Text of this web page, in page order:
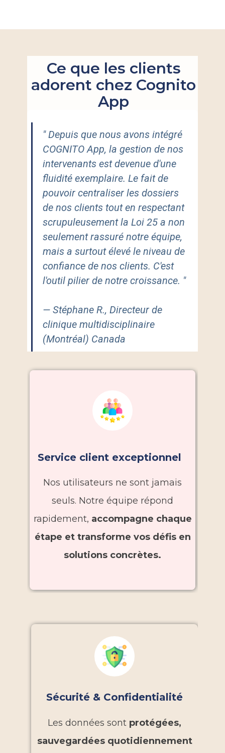
Ce que les clients
adorent chez Cognito
App
" ​​​Depuis que nous avons intégré
COGNITO App, la gestion de nos
intervenants est devenue d'une
fluidité exemplaire. Le fait de
pouvoir centraliser les dossiers
de nos clients tout en respectant
scrupuleusement la Loi 25 a non
seulement rassuré notre équipe,
mais a surtout élevé le niveau de
confiance de nos clients. C'est
l'outil pilier de notre croissance. "
— Stéphane R., Directeur de
clinique multidisciplinaire
(Montréal) Canada
Service client exceptionnel
Nos utilisateurs ne sont jamais
seuls. Notre équipe répond
rapidement, accompagne chaque
étape et transforme vos défis en
solutions concrètes.
Sécurité & Confidentialité
Les données sont protégées,
sauvegardées quotidiennement